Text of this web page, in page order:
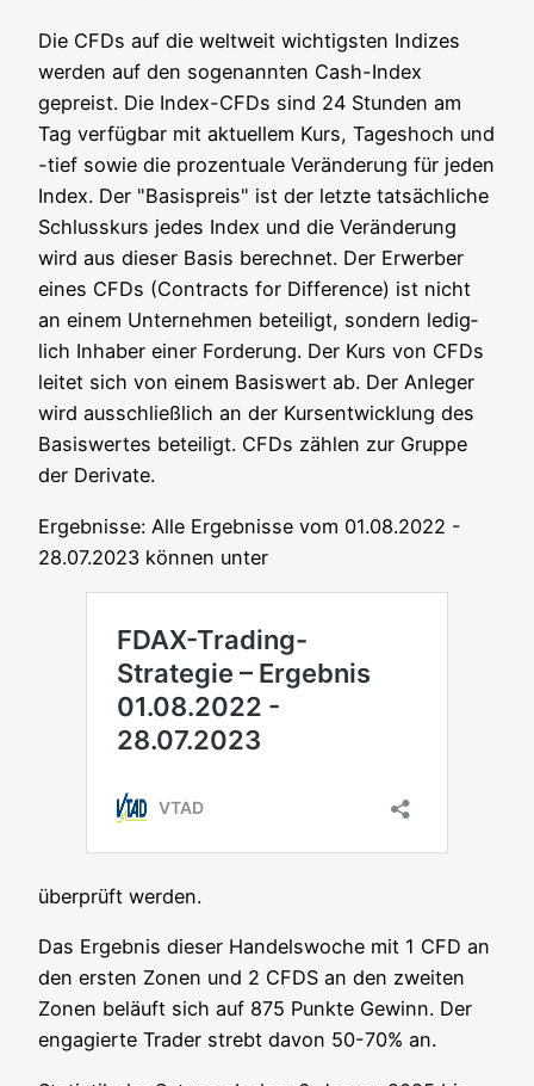
Die CFDs auf die welt­weit wich­tigs­ten Indi­zes
wer­den auf den soge­nann­ten Cash-Index
gepreist. Die Index-CFDs sind 24 Stun­den am
Tag ver­füg­bar mit aktu­el­lem Kurs, Tages­hoch und
-tief sowie die pro­zen­tua­le Ver­än­de­rung für jeden
Index. Der "Basis­preis" ist der letz­te tat­säch­li­che
Schluss­kurs jedes Index und die Ver­än­de­rung
wird aus die­ser Basis berech­net. Der Erwer­ber
eines CFDs (Con­tracts for Dif­fe­rence) ist nicht
an einem Unter­neh­men betei­ligt, son­dern ledig­
lich Inha­ber einer For­de­rung. Der Kurs von CFDs
lei­tet sich von einem Basis­wert ab. Der Anle­ger
wird aus­schließ­lich an der Kurs­ent­wick­lung des
Basis­wer­tes betei­ligt. CFDs zäh­len zur Grup­pe
der Derivate.
Ergeb­nis­se: Alle Ergeb­nis­se vom 01.08.2022 -
28.07.2023 kön­nen unter
über­prüft werden.
Das Ergeb­nis die­ser Han­dels­wo­che mit 1 CFD an
den ers­ten Zonen und 2 CFDS an den zwei­ten
Zonen beläuft sich auf 875 Punk­te Gewinn. Der
enga­gier­te Trader strebt davon 50-70% an.